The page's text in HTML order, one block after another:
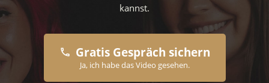
kannst.
Gratis Gespräch sichern
Ja, ich habe das Video gesehen.